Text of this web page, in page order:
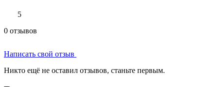
5
0 отзывов
Написать свой отзыв
Никто ещё не оставил отзывов, станьте первым.